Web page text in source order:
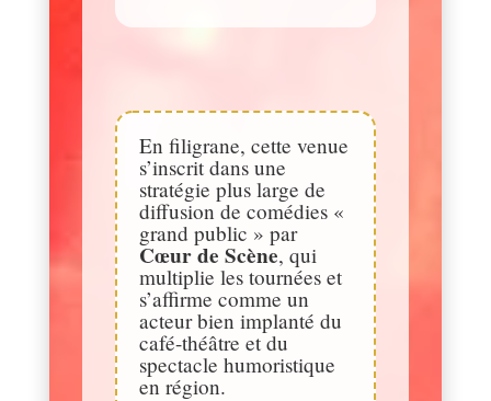
En filigrane, cette venue
s’inscrit dans une
stratégie plus large de
diffusion de comédies «
grand public » par
Cœur de Scène, qui
multiplie les tournées et
s’affirme comme un
acteur bien implanté du
café-théâtre et du
spectacle humoristique
en région.